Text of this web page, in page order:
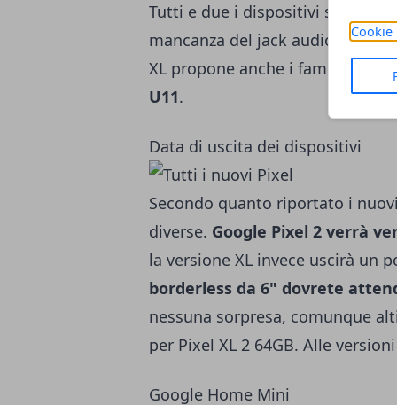
Cookie
Tutti e due i dispositivi sono
mancanza del jack audio in
XL propone anche i famosi
U11.
Data di uscita dei dispositivi
Secondo quanto riportato i
diverse. Google Pixel 2 verrà
la versione XL invece uscirà un
borderless da 6" dovrete
nessuna sorpresa, comunque
per Pixel XL 2 64GB. Alle
Google Home Mini